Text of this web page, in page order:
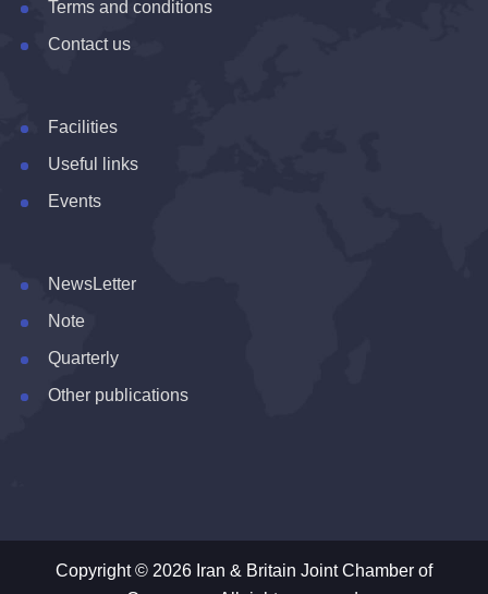
Terms and conditions
Contact us
Facilities
Useful links
Events
NewsLetter
Note
Quarterly
Other publications
Copyright © 2026 Iran & Britain Joint Chamber of